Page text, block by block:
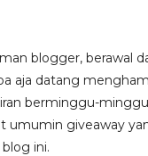
blogger, berawal
aja datang
berminggu-
umumin giveaway
ini.